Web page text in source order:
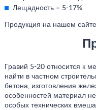
Лещадность – 5-17%
Продукция на нашем
Гравий 5-20 относится к
найти в частном
бетона, изготовления
особенностей материал
особых технических